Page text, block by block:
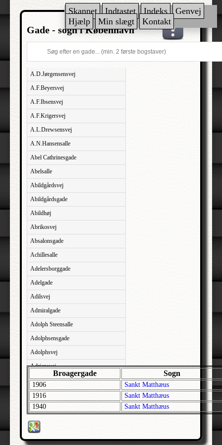
Skannet Indtastet Indeks
Genvej
Hjælp
Min slægt Kontakt
Gade - sogn i København
A.D.Jørgensensvej
A.F.Beyersvej
A.F.Ibsensvej
A.F.Krigersvej
A.L.Drewsensvej
A.N.Hansensalle
Abel Cathrinesgade
Abelsalle
Abildgårdsvej
Abildgårdsgade
Abildhøj
Abrikosvej
Absalonsgade
Achillesalle
Adelersborggade
Adelgade
Adilsvej
Admiralgade
Adolph Steensalle
Adolphsensgade
Adolphsvej
Adriansvej
Aftenbakken
Agavevej
Agerlandsvej
Agermosen
Broagergade Sogn
1906
Sankt Matthæus
1916
Sankt Matthæus
1940
Sankt Matthæus